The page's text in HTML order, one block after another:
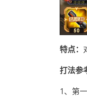
特点：
打法参
1、第